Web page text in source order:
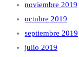
noviembre 2019
octubre 2019
septiembre 2019
julio 2019